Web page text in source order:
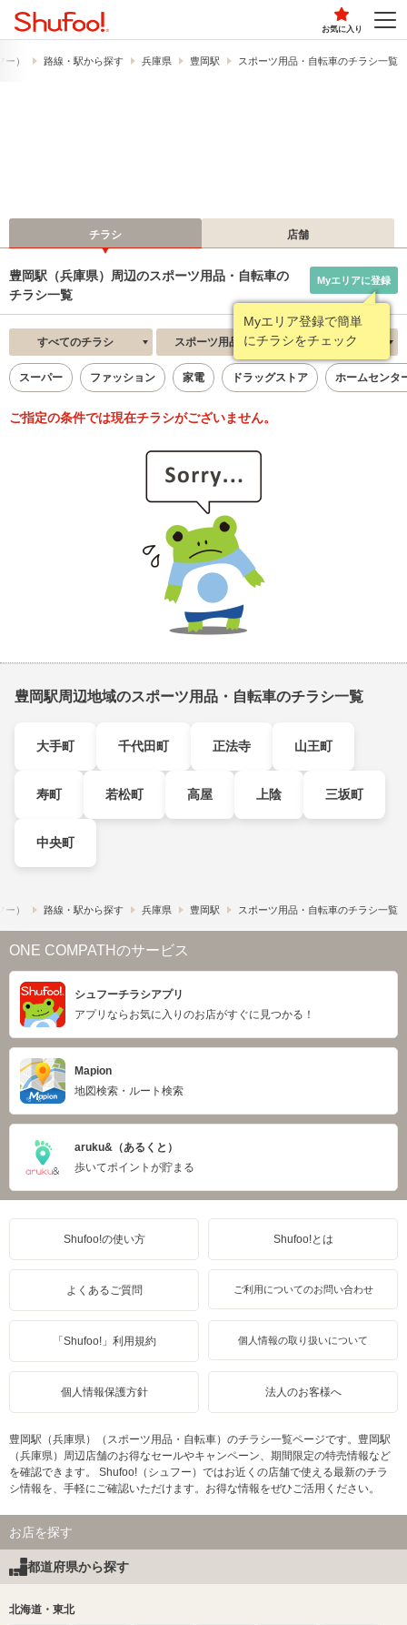
お気に入り
） 路線・駅から探す 兵庫県 豊岡駅 スポーツ用品・自転車のチラシ一覧
チラシ 店舗
豊岡駅（兵庫県）周辺のスポーツ用品・自転車の
チラシ一覧
Myエリア登録で簡単
にチラシをチェック
Myエリアに登録
すべてのチラシ スポーツ用品・自転車 新着順
スーパー ファッション 家電 ドラッグストア ホームセンタ
ご指定の条件では現在チラシがございません。
豊岡駅周辺地域のスポーツ用品・自転車のチラシ一覧
大手町 千代田町 正法寺 山王町
寿町 若松町 高屋 上陰 三坂町
中央町
） 路線・駅から探す 兵庫県 豊岡駅 スポーツ用品・自転車のチラシ一覧
ONE COMPATHのサービス
シュフーチラシアプリ
アプリならお気に入りのお店がすぐに見つかる！
Mapion
地図検索・ルート検索
aruku&（あるくと）
歩いてポイントが貯まる
Shufoo!の使い方 Shufoo!とは
よくあるご質問 ご利用についてのお問い合わせ
「Shufoo!」利用規約 個人情報の取り扱いについて
個人情報保護方針 法人のお客様へ
豊岡駅（兵庫県）（スポーツ用品・自転車）のチラシ一覧ページです。豊岡駅
（兵庫県）周辺店舗のお得なセールやキャンペーン、期間限定の特売情報など
を確認できます。 Shufoo!（シュフー）ではお近くの店舗で使える最新のチラ
シ情報を、手軽にご確認いただけます。お得な情報をぜひご活用ください。
お店を探す
都道府県から探す
北海道・東北